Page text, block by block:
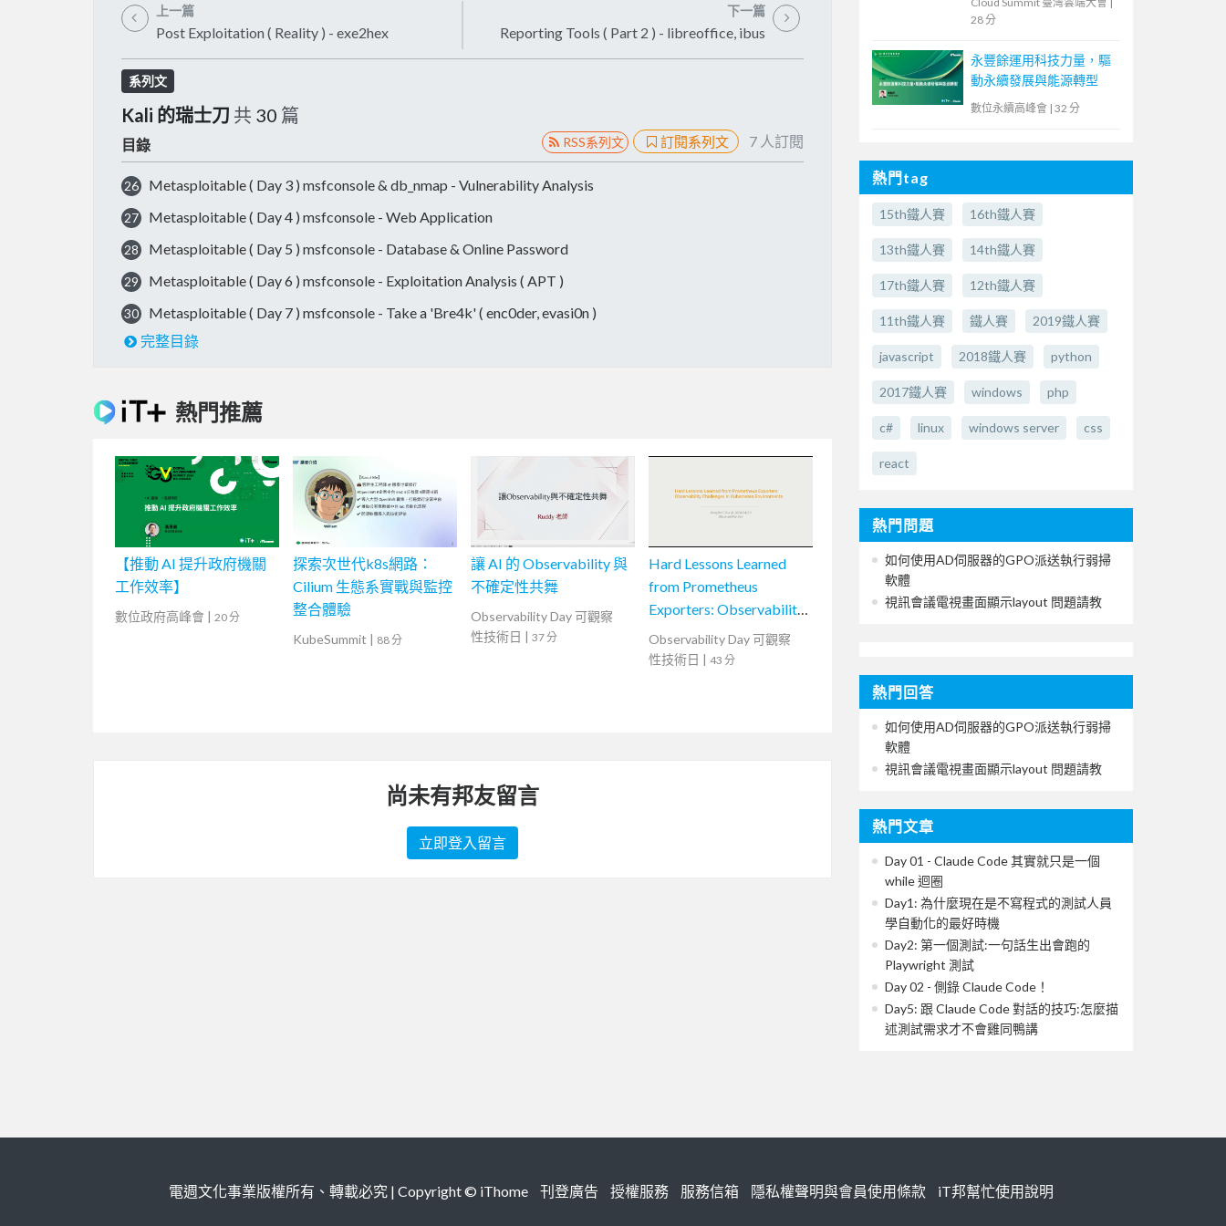
上一篇
Post Exploitation ( Reality ) - exe2hex
下一篇
Reporting Tools ( Part 2 ) - libreoffice, ibus
系列文
Kali 的瑞士刀 共 30 篇
目錄 RSS系列文 訂閱系列文 7 人訂閱
26 Metasploitable ( Day 3 ) msfconsole & db_nmap - Vulnerability Analysis
27 Metasploitable ( Day 4 ) msfconsole - Web Application
28 Metasploitable ( Day 5 ) msfconsole - Database & Online Password
29 Metasploitable ( Day 6 ) msfconsole - Exploitation Analysis ( APT )
30
Metasploitable ( Day 7 ) msfconsole - Take a 'Bre4k' ( enc0der, evasi0n )
完整目錄
熱門推薦
【推動 AI 提升政府機關
工作效率】
數位政府高峰會 | 20 分
探索次世代k8s網路：
Cilium 生態系實戰與監控
整合體驗
KubeSummit | 88 分
讓 AI 的 Observability 與
不確定性共舞
Observability Day 可觀察
性技術日 | 37 分
Hard Lessons Learned
from Prometheus
Exporters: Observability
Challenges in Kubernetes
Environments
Observability Day 可觀察
性技術日 | 43 分
尚未有邦友留言
立即登入留言
28 分
永豐餘運用科技力量，驅
動永續發展與能源轉型
數位永續高峰會 | 32 分
熱門tag
15th鐵人賽 16th鐵人賽
13th鐵人賽 14th鐵人賽
17th鐵人賽 12th鐵人賽
11th鐵人賽 鐵人賽 2019鐵人賽
javascript 2018鐵人賽 python
2017鐵人賽 windows php
c# linux windows server css
react
熱門問題
如何使用AD伺服器的GPO派送執行弱掃
軟體
視訊會議電視畫面顯示layout 問題請教
熱門回答
如何使用AD伺服器的GPO派送執行弱掃
軟體
視訊會議電視畫面顯示layout 問題請教
熱門文章
Day 01 - Claude Code 其實就只是一個
while 迴圈
Day1: 為什麼現在是不寫程式的測試人員
學自動化的最好時機
Day2: 第一個測試:一句話生出會跑的
Playwright 測試
Day 02 - 側錄 Claude Code！
Day5: 跟 Claude Code 對話的技巧:怎麼描
述測試需求才不會雞同鴨講
電週文化事業版權所有、轉載必究 | Copyright © iThome 刊登廣告 授權服務 服務信箱 隱私權聲明與會員使用條款 iT邦幫忙使用說明